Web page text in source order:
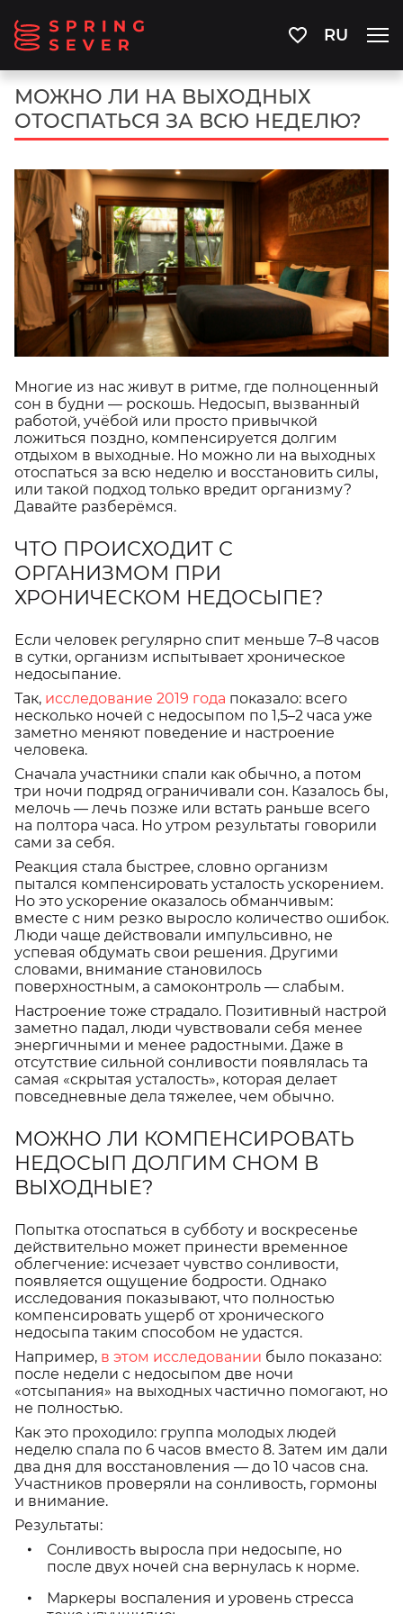
RU
МОЖНО ЛИ НА ВЫХОДНЫХ
ОТОСПАТЬСЯ ЗА ВСЮ НЕДЕЛЮ?
Многие из нас живут в ритме, где полноценный
сон в будни — роскошь. Недосып, вызванный
работой, учёбой или просто привычкой
ложиться поздно, компенсируется долгим
отдыхом в выходные. Но можно ли на выходных
отоспаться за всю неделю и восстановить силы,
или такой подход только вредит организму?
Давайте разберёмся.
ЧТО ПРОИСХОДИТ С
ОРГАНИЗМОМ ПРИ
ХРОНИЧЕСКОМ НЕДОСЫПЕ?
Если человек регулярно спит меньше 7–8 часов
в сутки, организм испытывает хроническое
недосыпание.
Так, исследование 2019 года показало: всего
несколько ночей с недосыпом по 1,5–2 часа уже
заметно меняют поведение и настроение
человека.
Сначала участники спали как обычно, а потом
три ночи подряд ограничивали сон. Казалось бы,
мелочь — лечь позже или встать раньше всего
на полтора часа. Но утром результаты говорили
сами за себя.
Реакция стала быстрее, словно организм
пытался компенсировать усталость ускорением.
Но это ускорение оказалось обманчивым:
вместе с ним резко выросло количество ошибок.
Люди чаще действовали импульсивно, не
успевая обдумать свои решения. Другими
словами, внимание становилось
поверхностным, а самоконтроль — слабым.
Настроение тоже страдало. Позитивный настрой
заметно падал, люди чувствовали себя менее
энергичными и менее радостными. Даже в
отсутствие сильной сонливости появлялась та
самая «скрытая усталость», которая делает
повседневные дела тяжелее, чем обычно.
МОЖНО ЛИ КОМПЕНСИРОВАТЬ
НЕДОСЫП ДОЛГИМ СНОМ В
ВЫХОДНЫЕ?
Попытка отоспаться в субботу и воскресенье
действительно может принести временное
облегчение: исчезает чувство сонливости,
появляется ощущение бодрости. Однако
исследования показывают, что полностью
компенсировать ущерб от хронического
недосыпа таким способом не удастся.
Например, в этом исследовании было показано:
после недели с недосыпом две ночи
«отсыпания» на выходных частично помогают, но
не полностью.
Как это проходило: группа молодых людей
неделю спала по 6 часов вместо 8. Затем им дали
два дня для восстановления — до 10 часов сна.
Участников проверяли на сонливость, гормоны
и внимание.
Результаты:
Сонливость выросла при недосыпе, но
после двух ночей сна вернулась к норме.
Маркеры воспаления и уровень стресса